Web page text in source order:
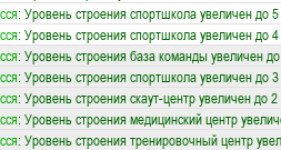
: Уровень строения спортшкола увеличен до
: Уровень строения спортшкола увеличен до
: Уровень строения база команды увеличен
: Уровень строения спортшкола увеличен до
: Уровень строения скаут-центр увеличен до
: Уровень строения медицинский центр
: Уровень строения тренировочный центр